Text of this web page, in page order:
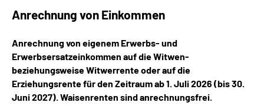
Anrechnung von Einkommen
Anrechnung von eigenem Erwerbs- und
Erwerbsersatzeinkommen auf die Witwen-
beziehungsweise Witwerrente oder auf die
Erziehungsrente für den Zeitraum ab 1. Juli 2026 (bis 30.
Juni 2027). Waisenrenten sind anrechnungsfrei.